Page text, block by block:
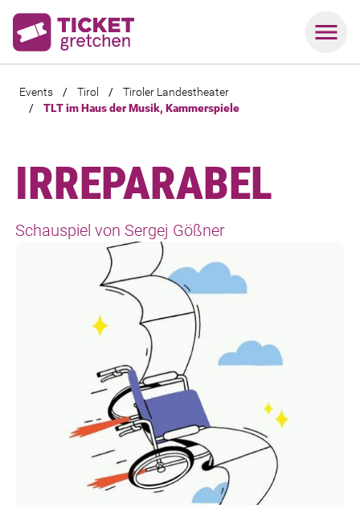
Events / Tirol /
Tiroler Landestheater
/
TLT im Haus der Musik, Kammerspiele
IRREPARABEL
Schauspiel von Sergej Gößner